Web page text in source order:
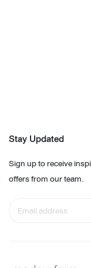
Stay Updated
Sign up to receive
offers from our team.